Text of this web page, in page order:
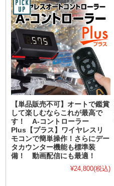
【単品販売不可】オートで鑑賞
して楽しむならこれが最高で
す！ A-コントローラー
Plus【プラス】ワイヤレスリ
モコンで簡単操作！さらにデー
タカウンター機能も標準装
備！ 動画配信にも最適！
¥24,800(税込)